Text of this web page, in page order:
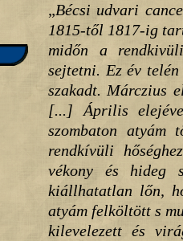
„Bécsi udvari
1815-től 1817-ig
midőn a
sejtetni. Ez év telén
szakadt. Márczius
[...] Április
szombaton atyám
rendkívüli
vékony és hideg
kiállhatatlan lőn,
atyám felköltött s
kilevelezett és